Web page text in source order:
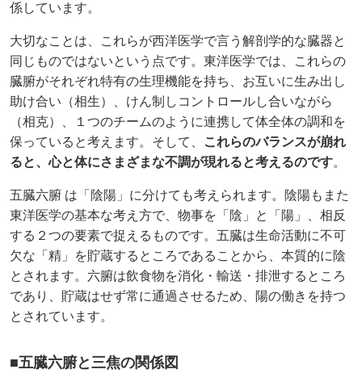
係しています。
大切なことは、これらが西洋医学で言う解剖学的な臓器と
同じものではないという点です。東洋医学では、これらの
臓腑がそれぞれ特有の生理機能を持ち、お互いに生み出し
助け合い（相生）、けん制しコントロールし合いながら
（相克）、１つのチームのように連携して体全体の調和を
保っていると考えます。そして、
これらのバランスが崩れ
ると、心と体にさまざまな不調が現れると考えるのです。
五臓六腑 は「陰陽」に分けても考えられます。陰陽もまた
東洋医学の基本な考え方で、物事を「陰」と「陽」、相反
する２つの要素で捉えるものです。五臓は生命活動に不可
欠な「精」を貯蔵するところであることから、本質的に陰
とされます。六腑は飲食物を消化・輸送・排泄するところ
であり、貯蔵はせず常に通過させるため、陽の働きを持つ
とされています。
■五臓六腑と三焦の関係図